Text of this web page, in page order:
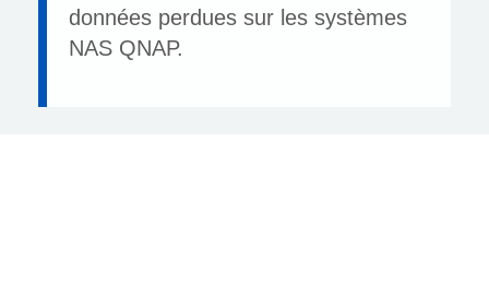
données perdues sur les systèmes
NAS QNAP.